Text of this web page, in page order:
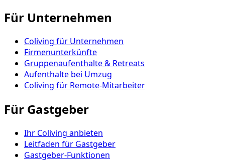
Für Unternehmen
Coliving für Unternehmen
Firmenunterkünfte
Gruppenaufenthalte & Retreats
Aufenthalte bei Umzug
Coliving für Remote-Mitarbeiter
Für Gastgeber
Ihr Coliving anbieten
Leitfaden für Gastgeber
Gastgeber-Funktionen